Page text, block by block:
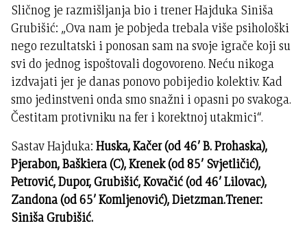
Sličnog je razmišljanja bio i trener Hajduka Siniša
Grubišić: „Ova nam je pobjeda trebala više psihološki
nego rezultatski i ponosan sam na svoje igrače koji su
svi do jednog ispoštovali dogovoreno. Neću nikoga
izdvajati jer je danas ponovo pobijedio kolektiv. Kad
smo jedinstveni onda smo snažni i opasni po svakoga.
Čestitam protivniku na fer i korektnoj utakmici“.
Sastav Hajduka:Huska, Kačer (od 46’ B. Prohaska),
Pjerabon, Baškiera (C), Krenek (od 85’ Svjetličić),
Petrović, Dupor, Grubišić, Kovačić (od 46’ Lilovac),
Zandona (od 65’ Komljenović), Dietzman.Trener:
Siniša Grubišić.